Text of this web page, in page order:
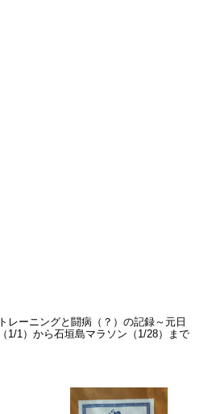
トレーニングと闘病（？）の記録～元日
（1/1）から石垣島マラソン（1/28）まで